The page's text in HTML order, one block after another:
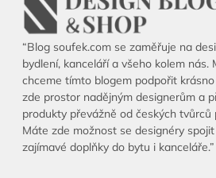
“Blog soufek.com se zaměřuje na
bydlení, kanceláří a všeho kolem nás.
chceme tímto blogem podpořit
zde prostor nadějným designerům a
produkty převážně od českých tvůrců
Máte zde možnost se designéry
zajímavé doplňky do bytu i kanceláře.”